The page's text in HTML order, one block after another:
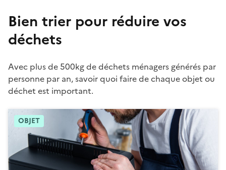
Bien trier pour réduire vos
déchets
Avec plus de 500kg de déchets ménagers générés par
personne par an, savoir quoi faire de chaque objet ou
déchet est important.
OBJET